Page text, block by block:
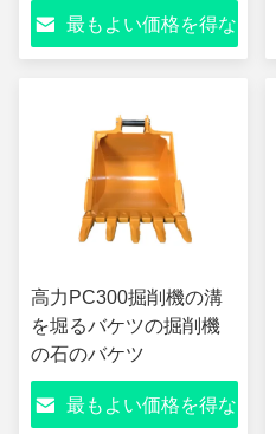
最もよい価格を得な
高力PC300掘削機の溝
を堀るバケツの掘削機
の石のバケツ
最もよい価格を得な